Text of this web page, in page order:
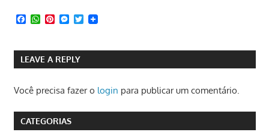
Facebook
WhatsApp
Pinterest
Messenger
Twitter
LEAVE A REPLY
Você precisa fazer o login para publicar um comentário.
CATEGORIAS